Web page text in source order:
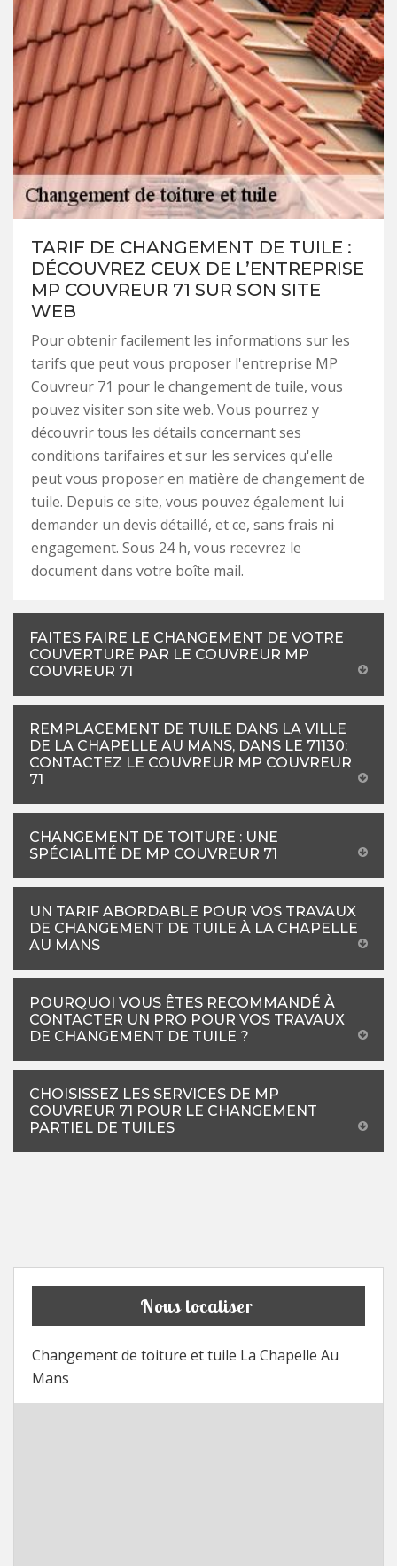
TARIF DE CHANGEMENT DE TUILE :
DÉCOUVREZ CEUX DE L’ENTREPRISE
MP COUVREUR 71 SUR SON SITE
WEB
Pour obtenir facilement les informations sur les
tarifs que peut vous proposer l'entreprise MP
Couvreur 71 pour le changement de tuile, vous
pouvez visiter son site web. Vous pourrez y
découvrir tous les détails concernant ses
conditions tarifaires et sur les services qu'elle
peut vous proposer en matière de changement de
tuile. Depuis ce site, vous pouvez également lui
demander un devis détaillé, et ce, sans frais ni
engagement. Sous 24 h, vous recevrez le
document dans votre boîte mail.
FAITES FAIRE LE CHANGEMENT DE VOTRE
COUVERTURE PAR LE COUVREUR MP
COUVREUR 71
REMPLACEMENT DE TUILE DANS LA VILLE
DE LA CHAPELLE AU MANS, DANS LE 71130:
CONTACTEZ LE COUVREUR MP COUVREUR
71
CHANGEMENT DE TOITURE : UNE
SPÉCIALITÉ DE MP COUVREUR 71
UN TARIF ABORDABLE POUR VOS TRAVAUX
DE CHANGEMENT DE TUILE À LA CHAPELLE
AU MANS
POURQUOI VOUS ÊTES RECOMMANDÉ À
CONTACTER UN PRO POUR VOS TRAVAUX
DE CHANGEMENT DE TUILE ?
CHOISISSEZ LES SERVICES DE MP
COUVREUR 71 POUR LE CHANGEMENT
PARTIEL DE TUILES
Nous localiser
Changement de toiture et tuile La Chapelle Au
Mans